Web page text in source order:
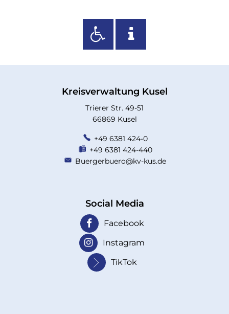
Kreisverwaltung Kusel
Trierer Str. 49-51
66869 Kusel
+49 6381 424-0
+49 6381 424-440
Buergerbuero@kv-kus.de
Social Media
Facebook
Instagram
TikTok